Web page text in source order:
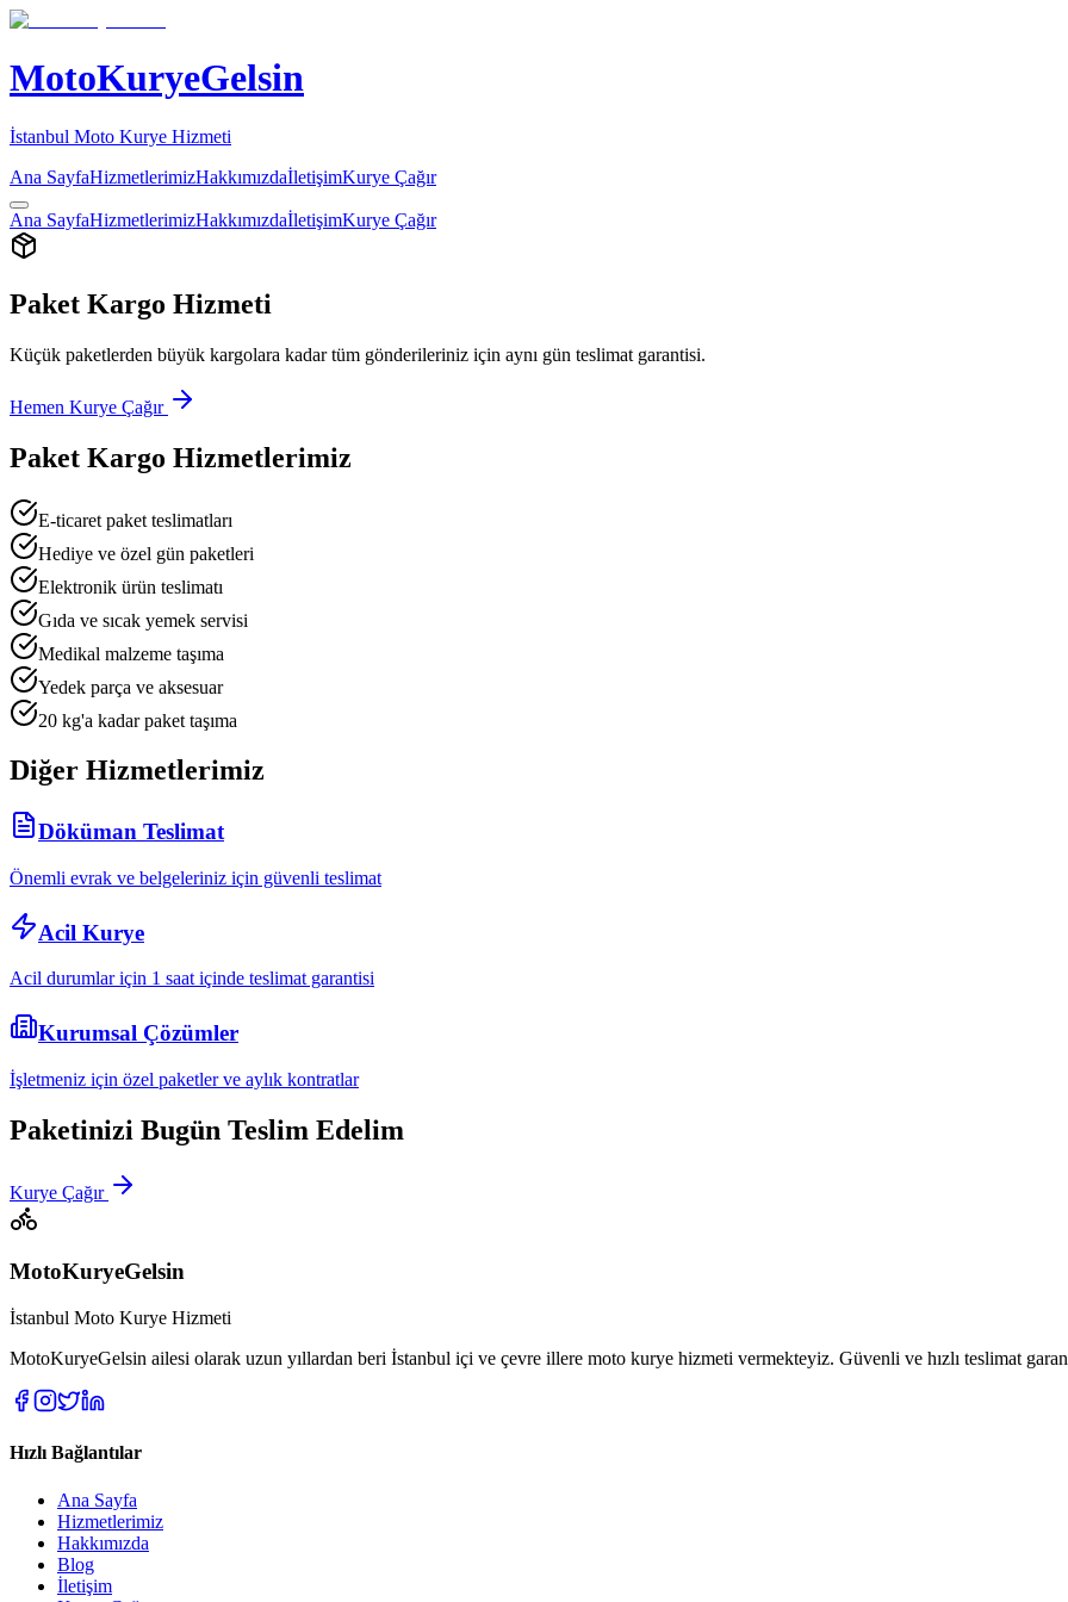
MotoKuryeGelsin
İstanbul Moto Kurye Hizmeti
Ana SayfaHizmetlerimizHakkımızdaİletişimKurye Çağır
Ana SayfaHizmetlerimizHakkımızdaİletişimKurye Çağır
Paket Kargo Hizmeti
Küçük paketlerden büyük kargolara kadar tüm gönderileriniz için aynı gün teslimat garantisi.
Hemen Kurye Çağır
Paket Kargo Hizmetlerimiz
E-ticaret paket teslimatları
Hediye ve özel gün paketleri
Elektronik ürün teslimatı
Gıda ve sıcak yemek servisi
Medikal malzeme taşıma
Yedek parça ve aksesuar
20 kg'a kadar paket taşıma
Diğer Hizmetlerimiz
Döküman Teslimat
Önemli evrak ve belgeleriniz için güvenli teslimat
Acil Kurye
Acil durumlar için 1 saat içinde teslimat garantisi
Kurumsal Çözümler
İşletmeniz için özel paketler ve aylık kontratlar
Paketinizi Bugün Teslim Edelim
Kurye Çağır
MotoKuryeGelsin
İstanbul Moto Kurye Hizmeti
MotoKuryeGelsin ailesi olarak uzun yıllardan beri İstanbul içi ve çevre illere moto kurye hizmeti vermekteyiz. Güvenli ve hızlı teslimat
Hızlı Bağlantılar
Ana Sayfa
Hizmetlerimiz
Hakkımızda
Blog
İletişim